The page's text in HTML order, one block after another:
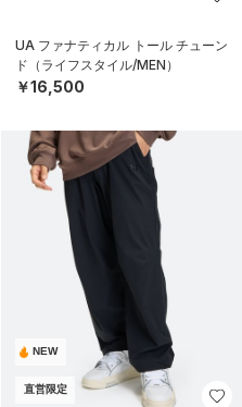
UA ファナティカル トール チューン
ド（ライフスタイル/MEN）
￥16,500
NEW
直営限定